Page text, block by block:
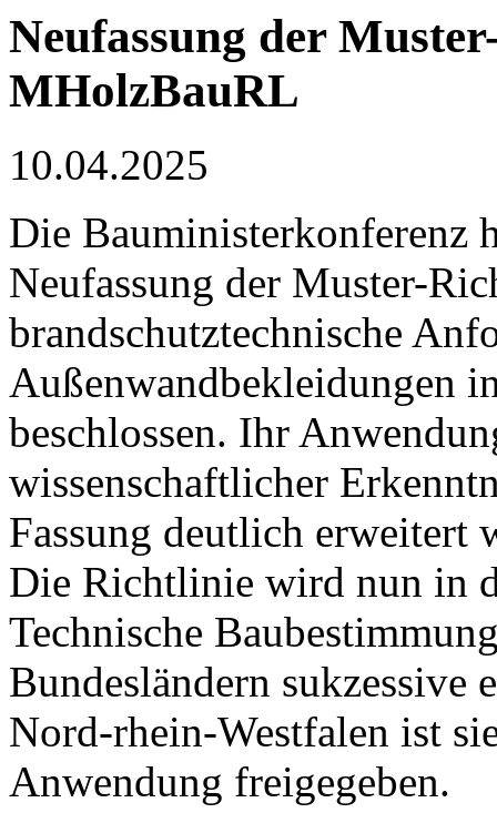
Neufassung der
MHolzBauRL
10.04.2025
Die Bauministerkonferenz
Neufassung der Muster-
brandschutztechnische
Außenwandbekleidungen
beschlossen. Ihr
wissenschaftlicher
Fassung deutlich erweitert
Die Richtlinie wird nun in
Technische
Bundesländern
Nord-rhein-Westfalen ist
Anwendung freigegeben.